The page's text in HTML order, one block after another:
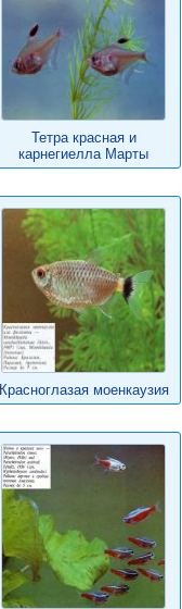
Тетра красная и
карнегиелла Марты
Красноглазая моенкаузия